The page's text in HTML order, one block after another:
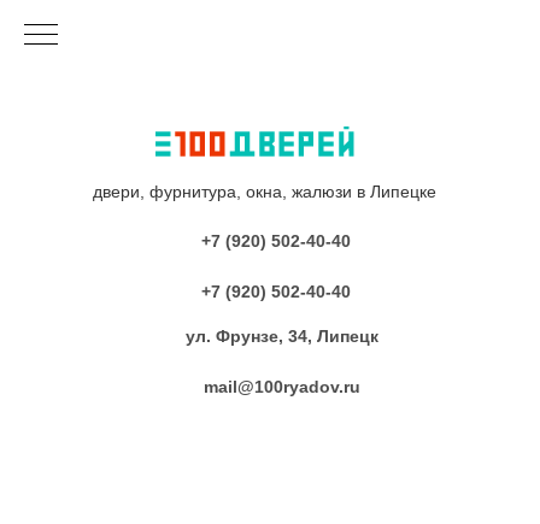
двери, фурнитура, окна, жалюзи в Липецке
+7 (920) 502-40-40
+7 (920) 502-40-40
ул. Фрунзе, 34, Липецк
mail@100ryadov.ru